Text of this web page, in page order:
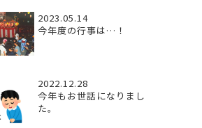
2023.05.14
今年度の行事は…！
2022.12.28
今年もお世話になりまし
た。